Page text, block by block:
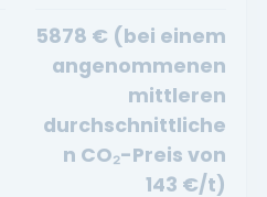
5878 € (bei einem
angenommenen
mittleren
durchschnittliche
n CO₂-Preis von
143 €/t)